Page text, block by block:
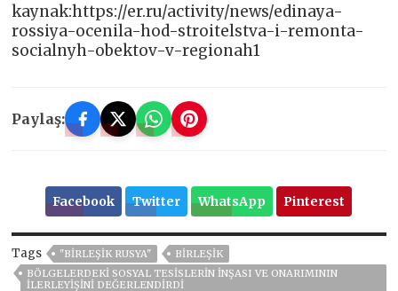
kaynak:https://er.ru/activity/news/edinaya-
rossiya-ocenila-hod-stroitelstva-i-remonta-
socialnyh-obektov-v-regionah1
Paylaş:
Facebook Twitter WhatsApp Pinterest
Tags "BIRLEŞIK RUSYA"
BIRLEŞIK
BÖLGELERDEKI SOSYAL TESISLERIN INŞASI VE ONARIMININ
ILERLEYIŞINI DEĞERLENDIRDI